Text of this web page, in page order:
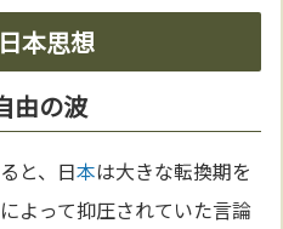
本思想
由の波
と、日本は大きな転換期を
よって抑圧されていた言論